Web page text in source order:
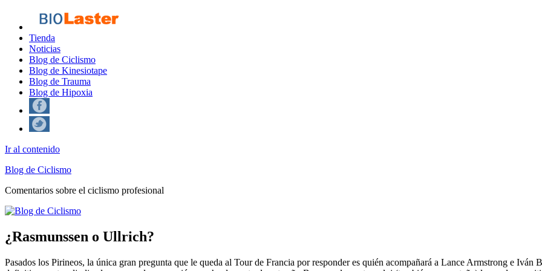
Tienda
Noticias
Blog de Ciclismo
Blog de Kinesiotape
Blog de Trauma
Blog de Hipoxia
Ir al contenido
Blog de Ciclismo
Comentarios sobre el ciclismo profesional
¿Rasmunssen o Ullrich?
Pasados los Pirineos, la única gran pregunta que le queda al Tour de Francia por responder es quién acompañará a Lance Armstrong e Iván